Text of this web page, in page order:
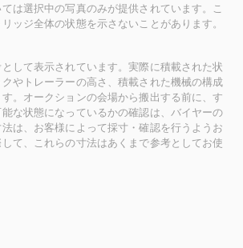
は選択中の写真のみが提供されています。こ
ッジ全体の状態を示さないことがあります。
して表示されています。実際に積載された状
やトレーラーの高さ、積載された機械の構成
。オークションの会場から搬出する前に、す
な状態になっているかの確認は、バイヤーの
は、お客様によって採寸・確認を行うようお
て、これらの寸法はあくまで参考としてお使